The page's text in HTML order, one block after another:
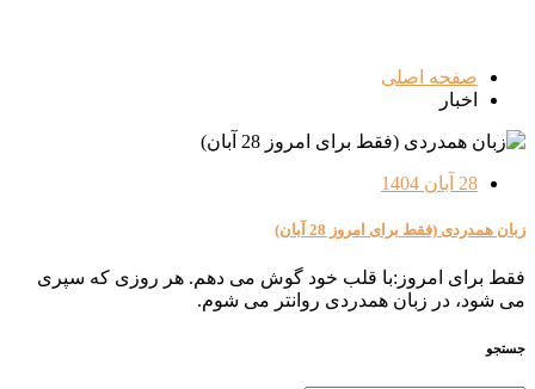
صفحه اصلی
اخبار
28 آبان 1404
زبان همدردی (فقط برای امروز 28 آبان)
فقط برای امروز:با قلب خود گوش می⁯ دهم. هر روزی که سپری
می⁯ شود، در زبان همدردی روان⁯تر می⁯ شوم.
جستجو